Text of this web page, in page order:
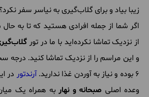
زیبا بیاد و برای گلاب‌گیری به نیاسر سفر
اگر شما از جمله افرادی هستید که تا به
از نزدیک تماشا نکرده‌اید با ما در تور
6 بوده و نیاز به آوردن غذا ندارید.
آرندتور در
وعده اصلی صبحانه و نهاربه همراه یک